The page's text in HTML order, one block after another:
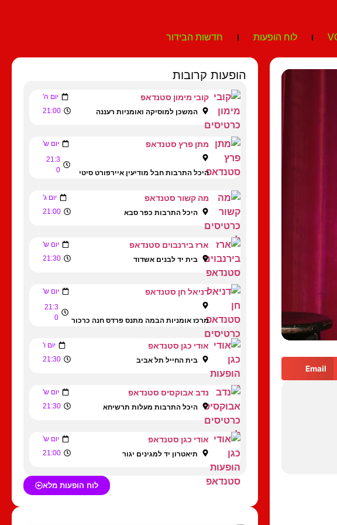
לוח הופעות חדשות הבידור
Email
הופעות קרובות
קובי מימון סטנדאפ יום ה'
המשכן למוסיקה ואומניות רעננה 21:00
מתן פרץ סטנדאפ יום ש'
היכל התרבות חבל מודיעין איירפורט סיטי
21:3
0
מה קשור סטנדאפ יום ג'
היכל התרבות כפר סבא 21:00
ארז בירנבוים סטנדאפ יום ש'
בית יד לבנים אשדוד 21:30
דניאל חן סטנדאפ יום ש'
מרכז אומניות הבמה מתנס פרדס חנה כרכור
21:3
0
אודי כגן סטנדאפ יום ו'
בית החייל תל אביב 21:30
נדב אבוקסיס סטנדאפ יום ש'
היכל התרבות מעלות תרשיחא 21:30
אודי כגן סטנדאפ יום ש'
תיאטרון יד למגינים יגור 21:00
לוח הופעות מלא